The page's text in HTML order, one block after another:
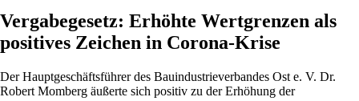
Vergabegesetz: Erhöhte Wertgrenzen als
positives Zeichen in Corona-Krise
Der Hauptgeschäftsführer des Bauindustrieverbandes Ost e. V. Dr.
Robert Momberg äußerte sich positiv zu der Erhöhung der